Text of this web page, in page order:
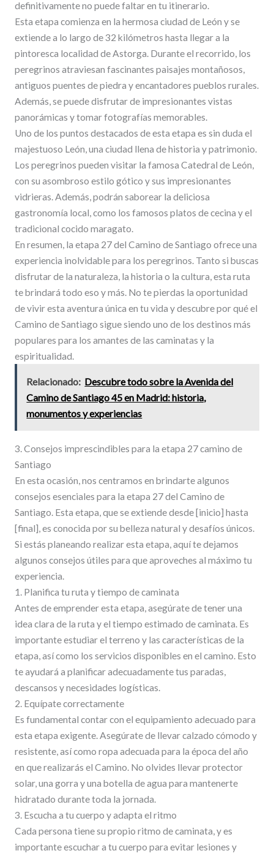
definitivamente no puede faltar en tu itinerario.
Esta etapa comienza en la hermosa ciudad de León y se
extiende a lo largo de 32 kilómetros hasta llegar a la
pintoresca localidad de Astorga. Durante el recorrido, los
peregrinos atraviesan fascinantes paisajes montañosos,
antiguos puentes de piedra y encantadores pueblos rurales.
Además, se puede disfrutar de impresionantes vistas
panorámicas y tomar fotografías memorables.
Uno de los puntos destacados de esta etapa es sin duda el
majestuoso León, una ciudad llena de historia y patrimonio.
Los peregrinos pueden visitar la famosa Catedral de León,
con su asombroso estilo gótico y sus impresionantes
vidrieras. Además, podrán saborear la deliciosa
gastronomía local, como los famosos platos de cecina y el
tradicional cocido maragato.
En resumen, la etapa 27 del Camino de Santiago ofrece una
experiencia inolvidable para los peregrinos. Tanto si buscas
disfrutar de la naturaleza, la historia o la cultura, esta ruta
te brindará todo eso y más. No te pierdas la oportunidad
de vivir esta aventura única en tu vida y descubre por qué el
Camino de Santiago sigue siendo uno de los destinos más
populares para los amantes de las caminatas y la
espiritualidad.
Relacionado: Descubre todo sobre la Avenida del
Camino de Santiago 45 en Madrid: historia,
monumentos y experiencias
3. Consejos imprescindibles para la etapa 27 camino de
Santiago
En esta ocasión, nos centramos en brindarte algunos
consejos esenciales para la etapa 27 del Camino de
Santiago. Esta etapa, que se extiende desde [inicio] hasta
[final], es conocida por su belleza natural y desafíos únicos.
Si estás planeando realizar esta etapa, aquí te dejamos
algunos consejos útiles para que aproveches al máximo tu
experiencia.
1. Planifica tu ruta y tiempo de caminata
Antes de emprender esta etapa, asegúrate de tener una
idea clara de la ruta y el tiempo estimado de caminata. Es
importante estudiar el terreno y las características de la
etapa, así como los servicios disponibles en el camino. Esto
te ayudará a planificar adecuadamente tus paradas,
descansos y necesidades logísticas.
2. Equípate correctamente
Es fundamental contar con el equipamiento adecuado para
esta etapa exigente. Asegúrate de llevar calzado cómodo y
resistente, así como ropa adecuada para la época del año
en que realizarás el Camino. No olvides llevar protector
solar, una gorra y una botella de agua para mantenerte
hidratado durante toda la jornada.
3. Escucha a tu cuerpo y adapta el ritmo
Cada persona tiene su propio ritmo de caminata, y es
importante escuchar a tu cuerpo para evitar lesiones y